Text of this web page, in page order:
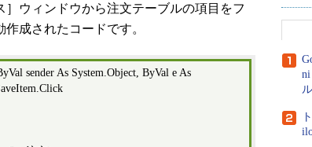
ウィンドウから注文テーブルの項目をフ
成されたコードです。
sender As System.Object, ByVal e As